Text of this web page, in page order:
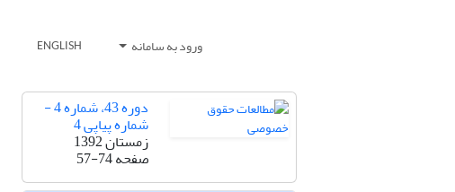
ورود به سامانه ENGLISH
دوره 43، شماره 4 -
شماره پیاپی 4
زمستان 1392
صفحه57-74